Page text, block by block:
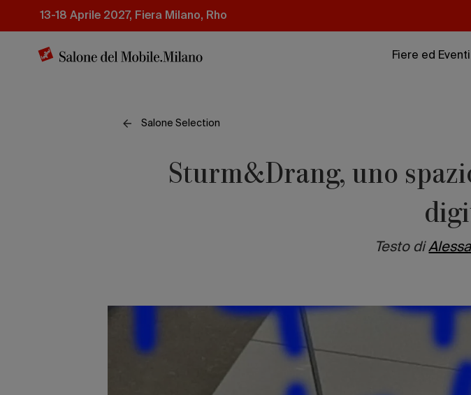
principale
13-18 Aprile 2027, Fiera Milano, Rho
Fiere ed Eventi
Salone Selection
Sturm&Drang, uno
Testo di